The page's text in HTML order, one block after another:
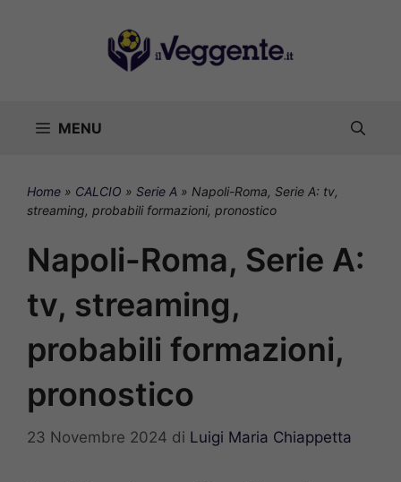
MENU
Home » CALCIO » Serie A » Napoli-Roma, Serie A: tv,
streaming, probabili formazioni, pronostico
Napoli-Roma, Serie A:
tv, streaming,
probabili formazioni,
pronostico
23 Novembre 2024 di Luigi Maria Chiappetta